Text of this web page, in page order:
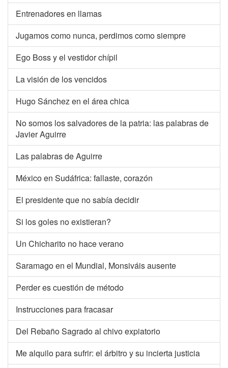
Entrenadores en llamas
Jugamos como nunca, perdimos como siempre
Ego Boss y el vestidor chípil
La visión de los vencidos
Hugo Sánchez en el área chica
No somos los salvadores de la patria: las palabras de
Javier Aguirre
Las palabras de Aguirre
México en Sudáfrica: fallaste, corazón
El presidente que no sabía decidir
Si los goles no existieran?
Un Chicharito no hace verano
Saramago en el Mundial, Monsiváis ausente
Perder es cuestión de método
Instrucciones para fracasar
Del Rebaño Sagrado al chivo expiatorio
Me alquilo para sufrir: el árbitro y su incierta justicia